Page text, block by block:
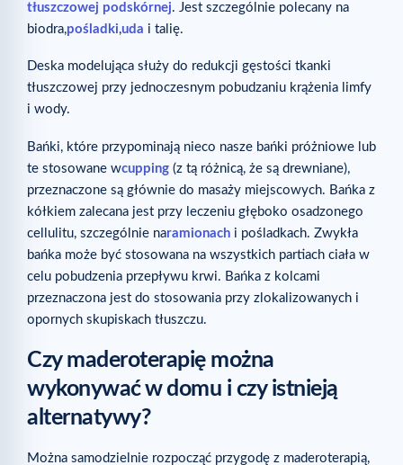
tłuszczowej podskórnej. Jest szczególnie polecany na
biodra,pośladki,uda i talię.
Deska modelująca służy do redukcji gęstości tkanki
tłuszczowej przy jednoczesnym pobudzaniu krążenia limfy
i wody.
Bańki, które przypominają nieco nasze bańki próżniowe lub
te stosowane wcupping (z tą różnicą, że są drewniane),
przeznaczone są głównie do masaży miejscowych. Bańka z
kółkiem zalecana jest przy leczeniu głęboko osadzonego
cellulitu, szczególnie naramionach i pośladkach. Zwykła
bańka może być stosowana na wszystkich partiach ciała w
celu pobudzenia przepływu krwi. Bańka z kolcami
przeznaczona jest do stosowania przy zlokalizowanych i
opornych skupiskach tłuszczu.
Czy maderoterapię można
wykonywać w domu i czy istnieją
alternatywy?
Można samodzielnie rozpocząć przygodę z maderoterapią,